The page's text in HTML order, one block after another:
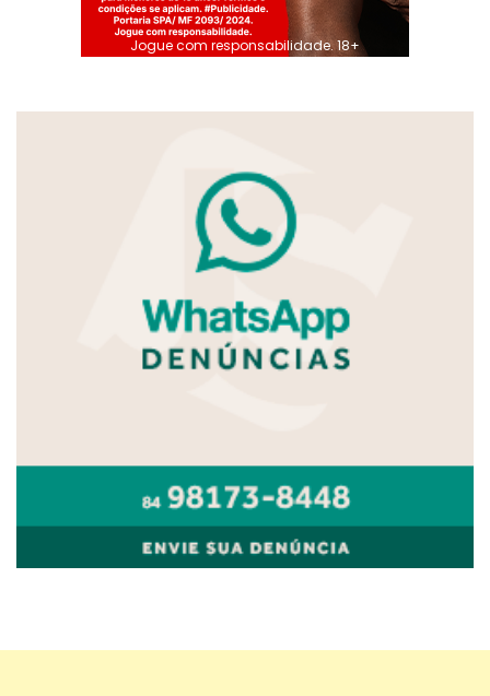
Jogue com responsabilidade. 18+